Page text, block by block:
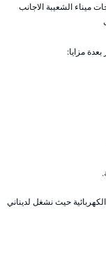
ميناء الشعيبة الاجانب
مزايا:
حيث نشغل لديناني